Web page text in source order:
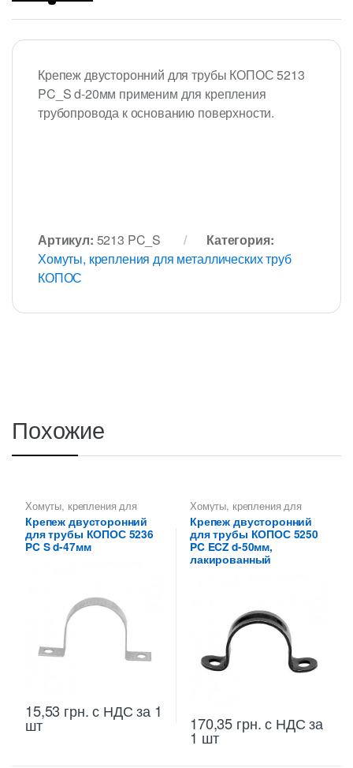
Крепеж двусторонний для трубы КОПОС 5213
PC_S d-20мм применим для крепления
трубопровода к основанию поверхности.
Артикул: 5213 PC_S
Категория:
Хомуты, крепления для металлических труб
КОПОС
Похожие
Хомуты, крепления для
металлических труб КОПОС
Крепеж двусторонний
для трубы КОПОС 5236
PC S d-47мм
15,53 грн.с НДС за 1
шт
Хомуты, крепления для
металлических труб КОПОС
Крепеж двусторонний
для трубы КОПОС 5250
PC ECZ d-50мм,
лакированный
170,35 грн.с НДС за
1 шт